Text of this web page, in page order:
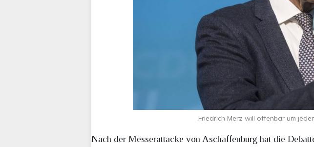
Friedrich Merz will offenbar um
Nach der Messerattacke von Aschaffenburg hat die